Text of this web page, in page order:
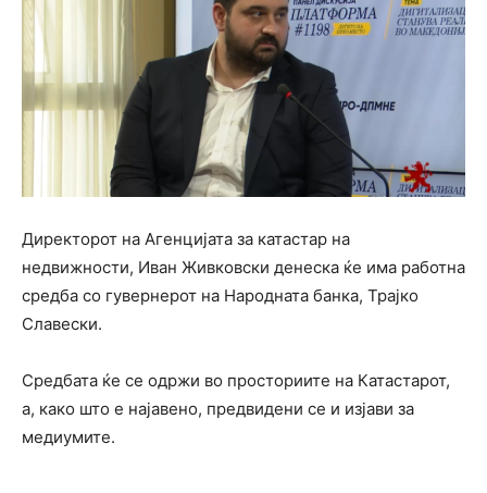
Директорот на Агенцијата за катастар на
недвижности, Иван Живковски денеска ќе има работна
средба со гувернерот на Народната банка, Трајко
Славески.
Средбата ќе се одржи во просториите на Катастарот,
а, како што е најавено, предвидени се и изјави за
медиумите.